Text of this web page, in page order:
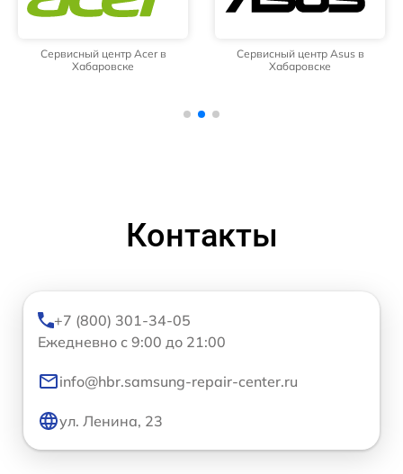
Сервисный центр Acer в
Хабаровске
Сервисный центр Asus в
Хабаровске
Контакты
+7 (800) 301-34-05
Ежедневно с 9:00 до 21:00
info@hbr.samsung-repair-center.ru
ул. Ленина, 23